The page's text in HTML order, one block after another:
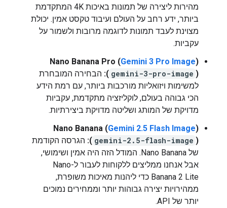
מהירות ליצירה של תמונות באיכות 4K המתקדמת
ביותר, ידע רחב על העולם ועיבוד טקסט אמין. יכולת
מצוינת לעבד תמונות לדוגמה מרובות ולשמור על
עקביות.
Nano Banana Pro (Gemini 3 Pro Image)
(
gemini-3-pro-image
): הבחירה המובחרת
למשימות ויזואליות מורכבות ביותר, עם רמת הידע
הכי גבוהה בעולם, לוקליזציה מתקדמת, עקביות
מדויקת של המותג ושליטה מדויקת ביצירתיות.
Nano Banana (Gemini 2.5 Flash Image)
(
gemini-2.5-flash-image
): הגרסה הקודמת
של Nano Banana. המודל הזה היה אמין ושימושי,
אבל אנחנו ממליצים ללקוחות לעבור ל-Nano
Banana 2 Lite כדי ליהנות מאיכות משופרת,
ממהירויות יצירה גבוהות יותר וממחירים נמוכים
יותר של API.